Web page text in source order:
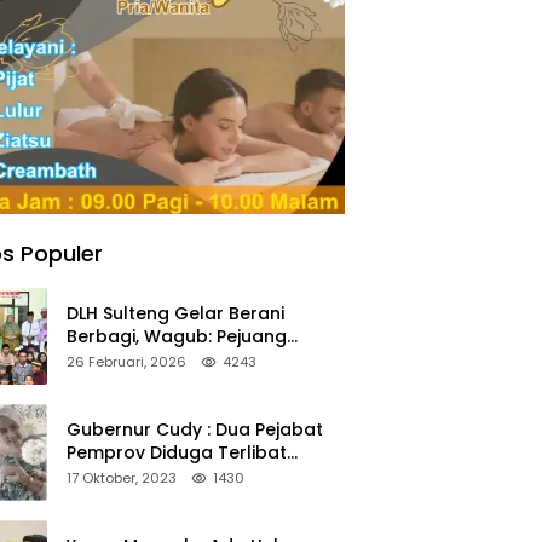
Populer
DLH Sulteng Gelar Berani
Berbagi, Wagub: Pejuang
Lingkungan Harus Jadi Teladan
26 Februari, 2026 4243
Gubernur Cudy : Dua Pejabat
Pemprov Diduga Terlibat
Asmara Terlarang Sudah di
17 Oktober, 2023 1430